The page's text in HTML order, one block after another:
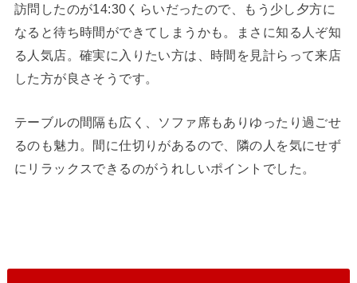
訪問したのが14:30くらいだったので、もう少し夕方に
なると待ち時間ができてしまうかも。まさに知る人ぞ知
る人気店。確実に入りたい方は、時間を見計らって来店
した方が良さそうです。
テーブルの間隔も広く、ソファ席もありゆったり過ごせ
るのも魅力。間に仕切りがあるので、隣の人を気にせず
にリラックスできるのがうれしいポイントでした。